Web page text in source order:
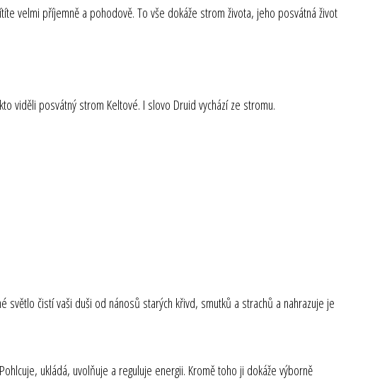
velmi příjemně a pohodově. To vše dokáže strom života, jeho posvátná život
viděli posvátný strom Keltové. I slovo Druid vychází ze stromu.
čistí vaši duši od nánosů starých křivd, smutků a strachů a nahrazuje je
ukládá, uvolňuje a reguluje energii. Kromě toho ji dokáže výborně